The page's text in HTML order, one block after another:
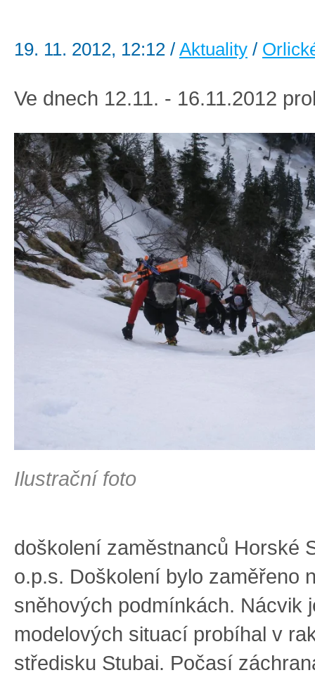
19. 11. 2012, 12:12 / Aktuality /
Ve dnech 12.11. - 16.11.2012
Ilustrační foto
doškolení zaměstnanců Horské
o.p.s. Doškolení bylo zaměřeno
sněhových podmínkách. Nácvik
modelových situací probíhal v
středisku Stubai. Počasí